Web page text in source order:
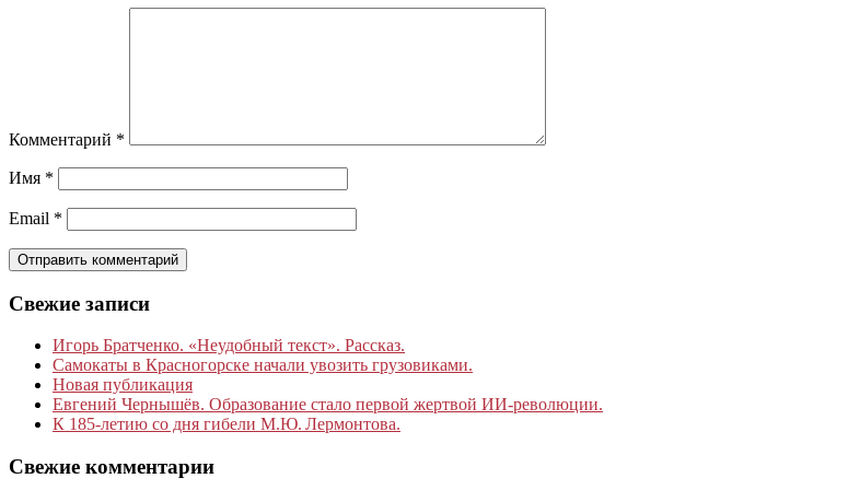
Комментарий *
Имя *
Email *
Свежие записи
Игорь Братченко. «Неудобный текст». Рассказ.
Самокаты в Красногорске начали увозить грузовиками.
Новая публикация
Евгений Чернышёв. Образование стало первой жертвой ИИ-революции.
К 185‑летию со дня гибели М.Ю. Лермонтова.
Свежие комментарии